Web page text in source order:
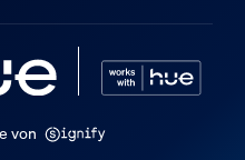
von